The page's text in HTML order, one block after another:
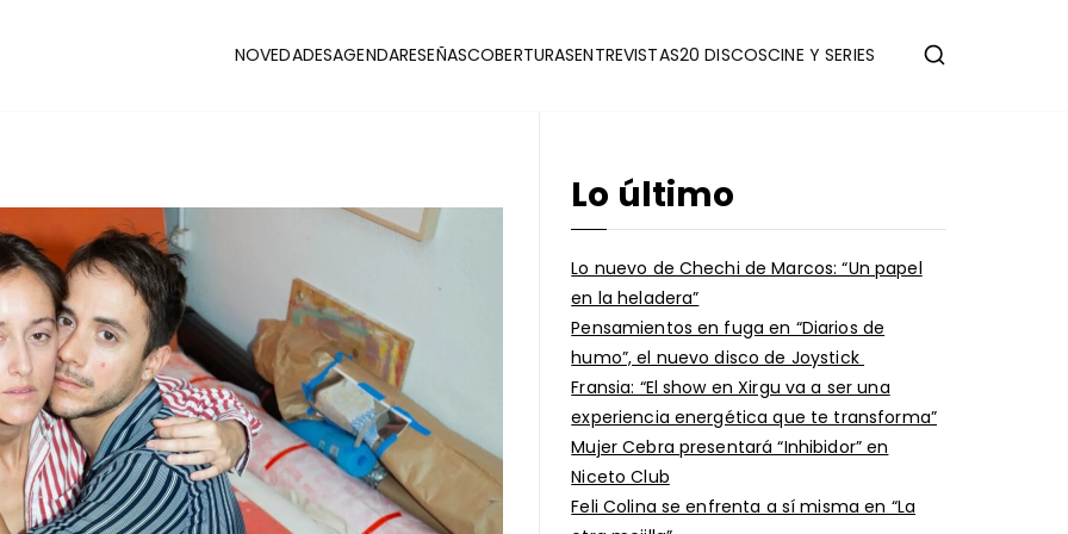
NOVEDADESAGENDARESEÑASCOBERTURASENTREVISTAS20 DISCOSCINE Y SERIES
Lo último
Lo nuevo de Chechi de Marcos: “Un papel
en la heladera”
Pensamientos en fuga en “Diarios de
humo”, el nuevo disco de Joystick
Fransia: “El show en Xirgu va a ser una
experiencia energética que te transforma”
Mujer Cebra presentará “Inhibidor” en
Niceto Club
Feli Colina se enfrenta a sí misma en “La